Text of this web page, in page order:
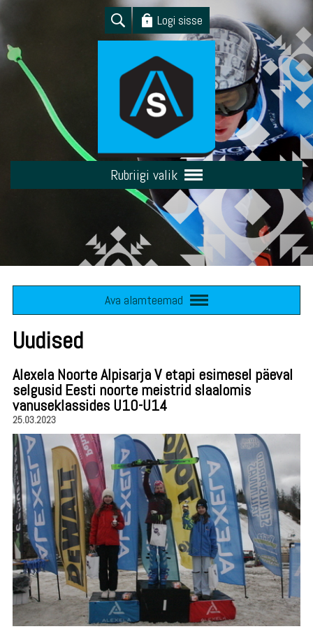
Logi sisse
Rubriigi valik
Ava alamteemad
Uudised
Alexela Noorte Alpisarja V etapi esimesel päeval
selgusid Eesti noorte meistrid slaalomis
vanuseklassides U10-U14
25.03.2023